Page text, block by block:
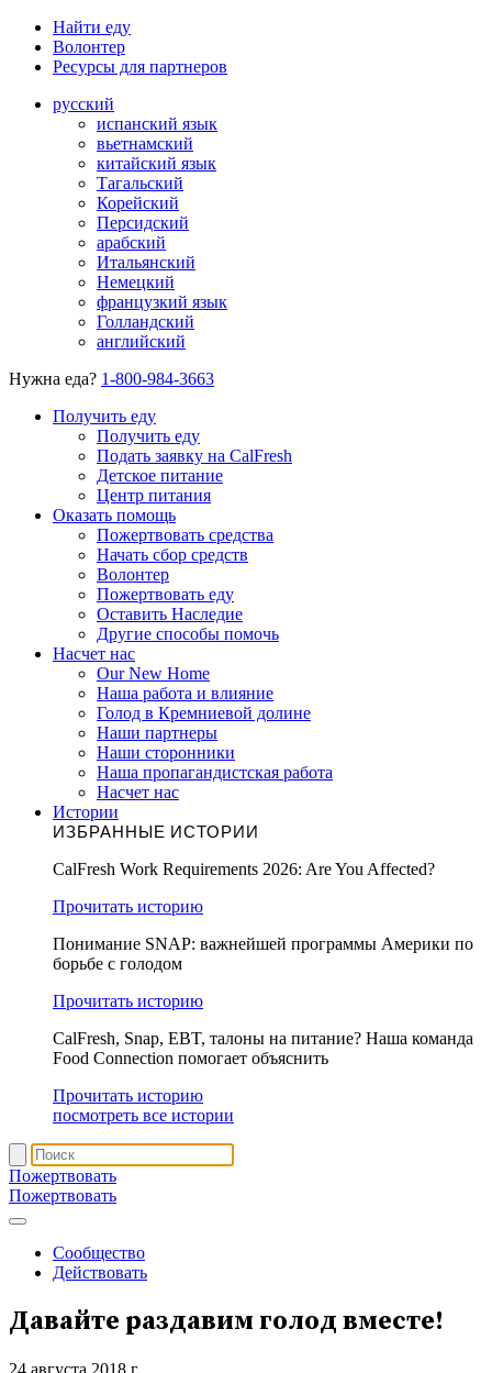
Найти еду
Волонтер
Ресурсы для партнеров
русский
испанский язык
вьетнамский
китайский язык
Тагальский
Корейский
Персидский
арабский
Итальянский
Немецкий
французкий язык
Голландский
английский
Нужна еда? 1-800-984-3663
Получить еду
Получить еду
Подать заявку на CalFresh
Детское питание
Центр питания
Оказать помощь
Пожертвовать средства
Начать сбор средств
Волонтер
Пожертвовать еду
Оставить Наследие
Другие способы помочь
Насчет нас
Our New Home
Наша работа и влияние
Голод в Кремниевой долине
Наши партнеры
Наши сторонники
Наша пропагандистская работа
Насчет нас
Истории
ИЗБРАННЫЕ ИСТОРИИ
CalFresh Work Requirements 2026: Are You Affected?
Прочитать историю
Понимание SNAP: важнейшей программы Америки по
борьбе с голодом
Прочитать историю
CalFresh, Snap, EBT, талоны на питание? Наша команда
Food Connection помогает объяснить
Прочитать историю
посмотреть все истории
Пожертвовать
Пожертвовать
Сообщество
Действовать
Давайте раздавим голод вместе!
24 августа 2018 г.